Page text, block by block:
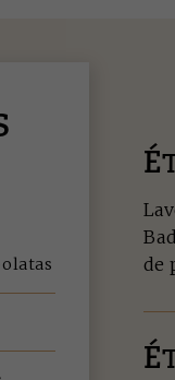
É
de
É